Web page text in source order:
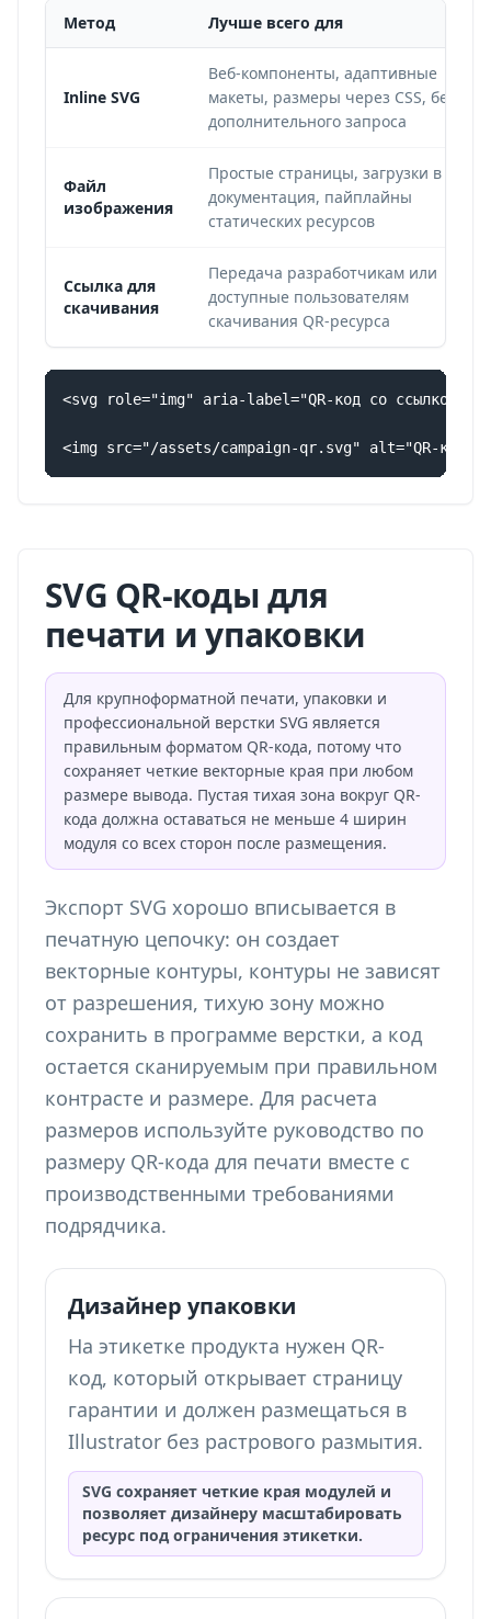
Метод Лучше всего для
Inline SVG
Веб-компоненты, адаптивные
макеты, размеры через CSS, без
дополнительного запроса
Файл
изображения
Простые страницы, загрузки в CMS,
документация, пайплайны
статических ресурсов
Ссылка для
скачивания
Передача разработчикам или
доступные пользователям
скачивания QR-ресурса
<svg role="img" aria-label="QR-код со ссылкой
<img src="/assets/campaign-qr.svg" alt="QR-код со
SVG QR-коды для
печати и упаковки
Для крупноформатной печати, упаковки и
профессиональной верстки SVG является
правильным форматом QR-кода, потому что
сохраняет четкие векторные края при любом
размере вывода. Пустая тихая зона вокруг QR-
кода должна оставаться не меньше 4 ширин
модуля со всех сторон после размещения.
Экспорт SVG хорошо вписывается в
печатную цепочку: он создает
векторные контуры, контуры не зависят
от разрешения, тихую зону можно
сохранить в программе верстки, а код
остается сканируемым при правильном
контрасте и размере. Для расчета
размеров используйте руководство по
размеру QR-кода для печати вместе с
производственными требованиями
подрядчика.
Дизайнер упаковки
На этикетке продукта нужен QR-
код, который открывает страницу
гарантии и должен размещаться в
Illustrator без растрового размытия.
SVG сохраняет четкие края модулей и
позволяет дизайнеру масштабировать
ресурс под ограничения этикетки.